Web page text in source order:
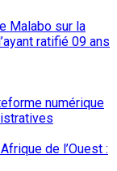
Malabo sur la
ratifié 09 ans
numérique